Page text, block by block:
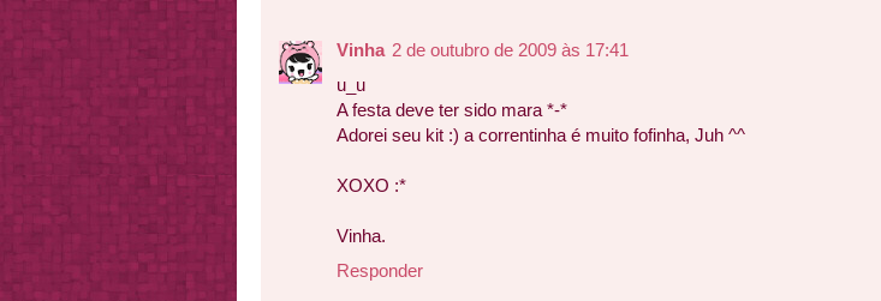
Vinha 2 de outubro de 2009 às 17:41
u_u
A festa deve ter sido mara *-*
Adorei seu kit :) a correntinha é muito fofinha, Juh ^^
XOXO :*
Vinha.
Responder